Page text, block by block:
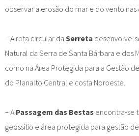
observar a erosão do mar e do vento nas
– A rota circular da Serreta desenvolve-
Natural da Serra de Santa Bárbara e dos
como na Área Protegida para a Gestão
do Planalto Central e costa Noroeste.
– A Passagem das Bestas encontra-se
geossítio e área protegida para gestão